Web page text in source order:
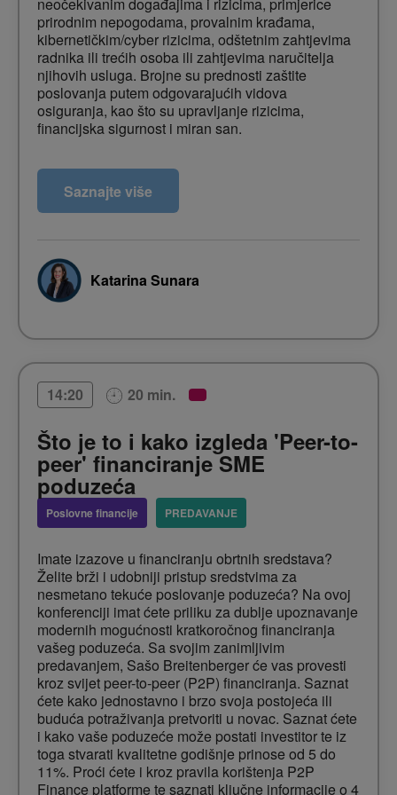
neočekivanim događajima i rizicima, primjerice
prirodnim nepogodama, provalnim krađama,
kibernetičkim/cyber rizicima, odštetnim zahtjevima
radnika ili trećih osoba ili zahtjevima naručitelja
njihovih usluga. Brojne su prednosti zaštite
poslovanja putem odgovarajućih vidova
osiguranja, kao što su upravljanje rizicima,
financijska sigurnost i miran san.
U izlaganju ćete doznati:
 Kojim sve osiguranjima možete zaštititi svoje
poslovanja
 Kako vas polica osiguranja štiti u slučaju
odštetnog zahtjeva/tužbe treće osobe ili partnera
 Koja je razlika osiguranja od nezgode djelatnika i
vlastitim djelatnicima
Saznajte više
Katarina Sunara
14:20 20 min.
Što je to i kako izgleda 'Peer-to-
peer' financiranje SME
poduzeća
Poslovne financije PREDAVANJE
Imate izazove u financiranju obrtnih sredstava?
Želite brži i udobniji pristup sredstvima za
nesmetano tekuće poslovanje poduzeća? Na ovoj
konferenciji imat ćete priliku za dublje upoznavanje
modernih mogućnosti kratkoročnog financiranja
vašeg poduzeća. Sa svojim zanimljivim
predavanjem, Sašo Breitenberger će vas provesti
kroz svijet peer-to-peer (P2P) financiranja. Saznat
ćete kako jednostavno i brzo svoja postojeća ili
buduća potraživanja pretvoriti u novac. Saznat ćete
i kako vaše poduzeće može postati investitor te iz
toga stvarati kvalitetne godišnje prinose od 5 do
11%. Proći ćete i kroz pravila korištenja P2P
Finance platforme te saznati ključne informacije o 4